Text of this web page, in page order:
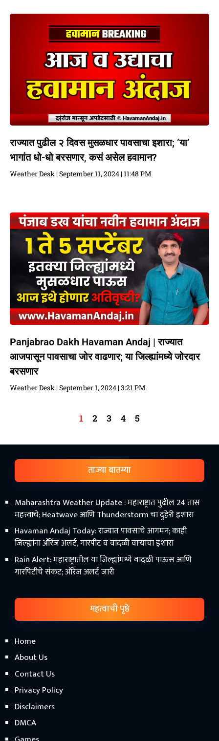
राज्यात पुढील २ दिवस मुसळधार पावसाचा इशारा; ‘या’
भागांत धो-धो बरसणार, कसं असेल हवामान?
Weather Desk September 11, 2024 11:48 PM
Panjabrao Dakh Havaman Andaj | राज्यात
आजपासून पावसाचा जोर वाढणार; या जिल्ह्यांमध्ये जोरदार
बरसणार
Weather Desk September 1, 2024 3:21 PM
1 2 3 4 5
ताज्या बातम्या
Maharashtra Weather Update : महाराष्ट्रात पुढील 24 तास
महत्त्वाचे; Heatwave आणि Thunderstorm चा दुहेरी इशारा
Havaman Andaj Today: राज्यात पावसाचे आगमन; काही
जिल्ह्यांना ऑरेंज अलर्ट, गारपीट व वादळी वाऱ्याचा इशारा
Rain Alert: महाराष्ट्रातील या जिल्ह्यांमध्ये वादळी पाऊस आणि
गारपिटीचे संकट; ऑरेंज अलर्ट जारी
महत्वाची पृष्ठे
Home
About Us
Contact Us
Privacy Policy
Disclaimers
DMCA